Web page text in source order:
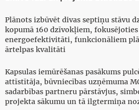
Plānots izbūvēt divas septiņu stāvu
kopumā 160 dzīvokļiem,
energoefektivitāti, funkcionāliem
ārtelpas kvalitāti
Kapsulas iemūrēšanas pasākums
attīstītāja, būvniecības uzņēmuma
sadarbības partneru pārstāvjus,
projekta sākumu un tā ilgtermiņa